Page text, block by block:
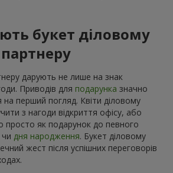
букет діловому
партнеру
дарують не лише на знак
Приводів для подарунка значно
на перший погляд. Квіти діловому
з нагоди відкриття офісу, або
просто як подарунок до певного
дня народження. Букет діловому
жест після успішних переговорів